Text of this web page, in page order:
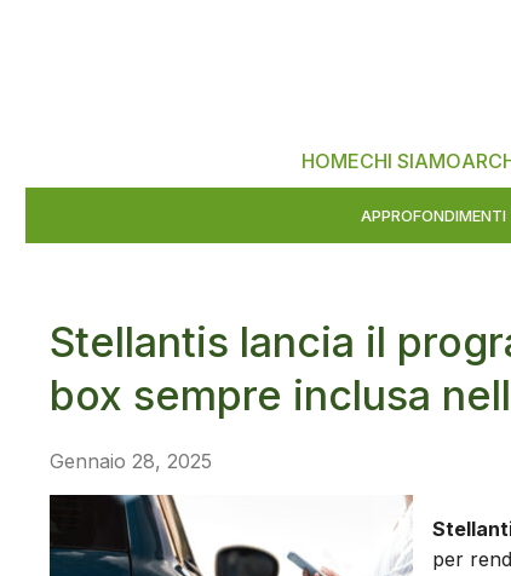
HOMECHI SIAMO
APPROFONDIMENTI
Stellantis lancia il
box sempre inclusa
Gennaio 28, 2025
per